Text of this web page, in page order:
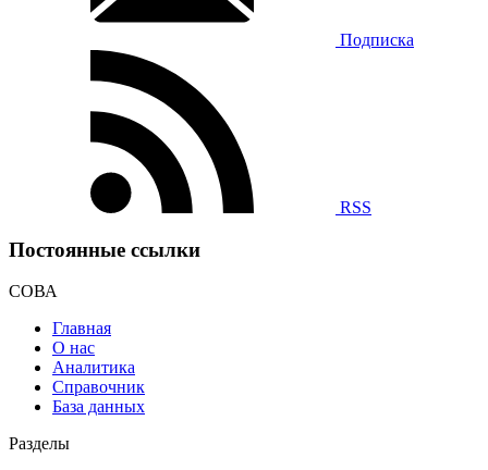
Подписка
RSS
Постоянные ссылки
СОВА
Главная
О нас
Аналитика
Справочник
База данных
Разделы